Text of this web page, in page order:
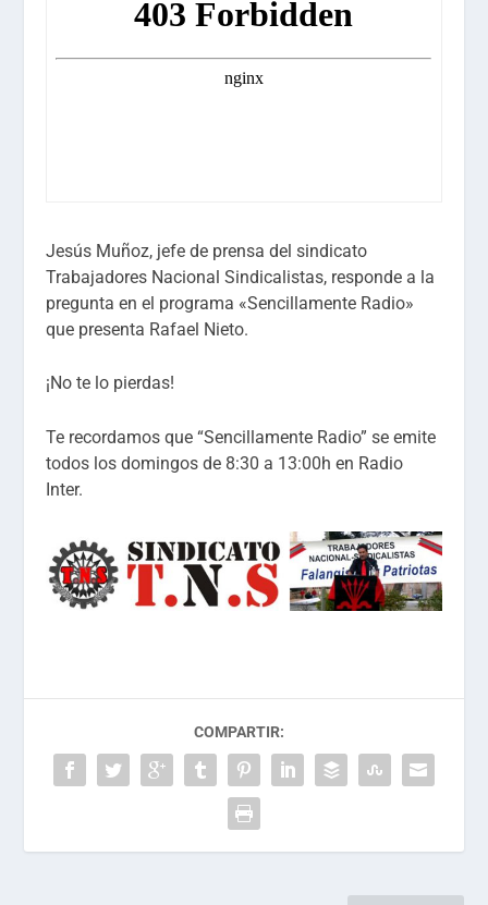
Jesús Muñoz, jefe de prensa del sindicato
Trabajadores Nacional Sindicalistas, responde a la
pregunta en el programa «Sencillamente Radio»
que presenta Rafael Nieto.
¡No te lo pierdas!
Te recordamos que “Sencillamente Radio” se emite
todos los domingos de 8:30 a 13:00h en Radio
Inter.
COMPARTIR: